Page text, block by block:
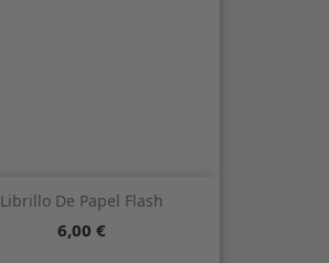
Librillo De Papel Flash
Precio
6,00 €